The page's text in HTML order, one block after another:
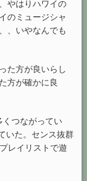
やはりハワイの
のミュージシャ
、いやなんでも
た方が良いらし
方が確かに良
くつながってい
いた。センス抜群
レイリストで遊